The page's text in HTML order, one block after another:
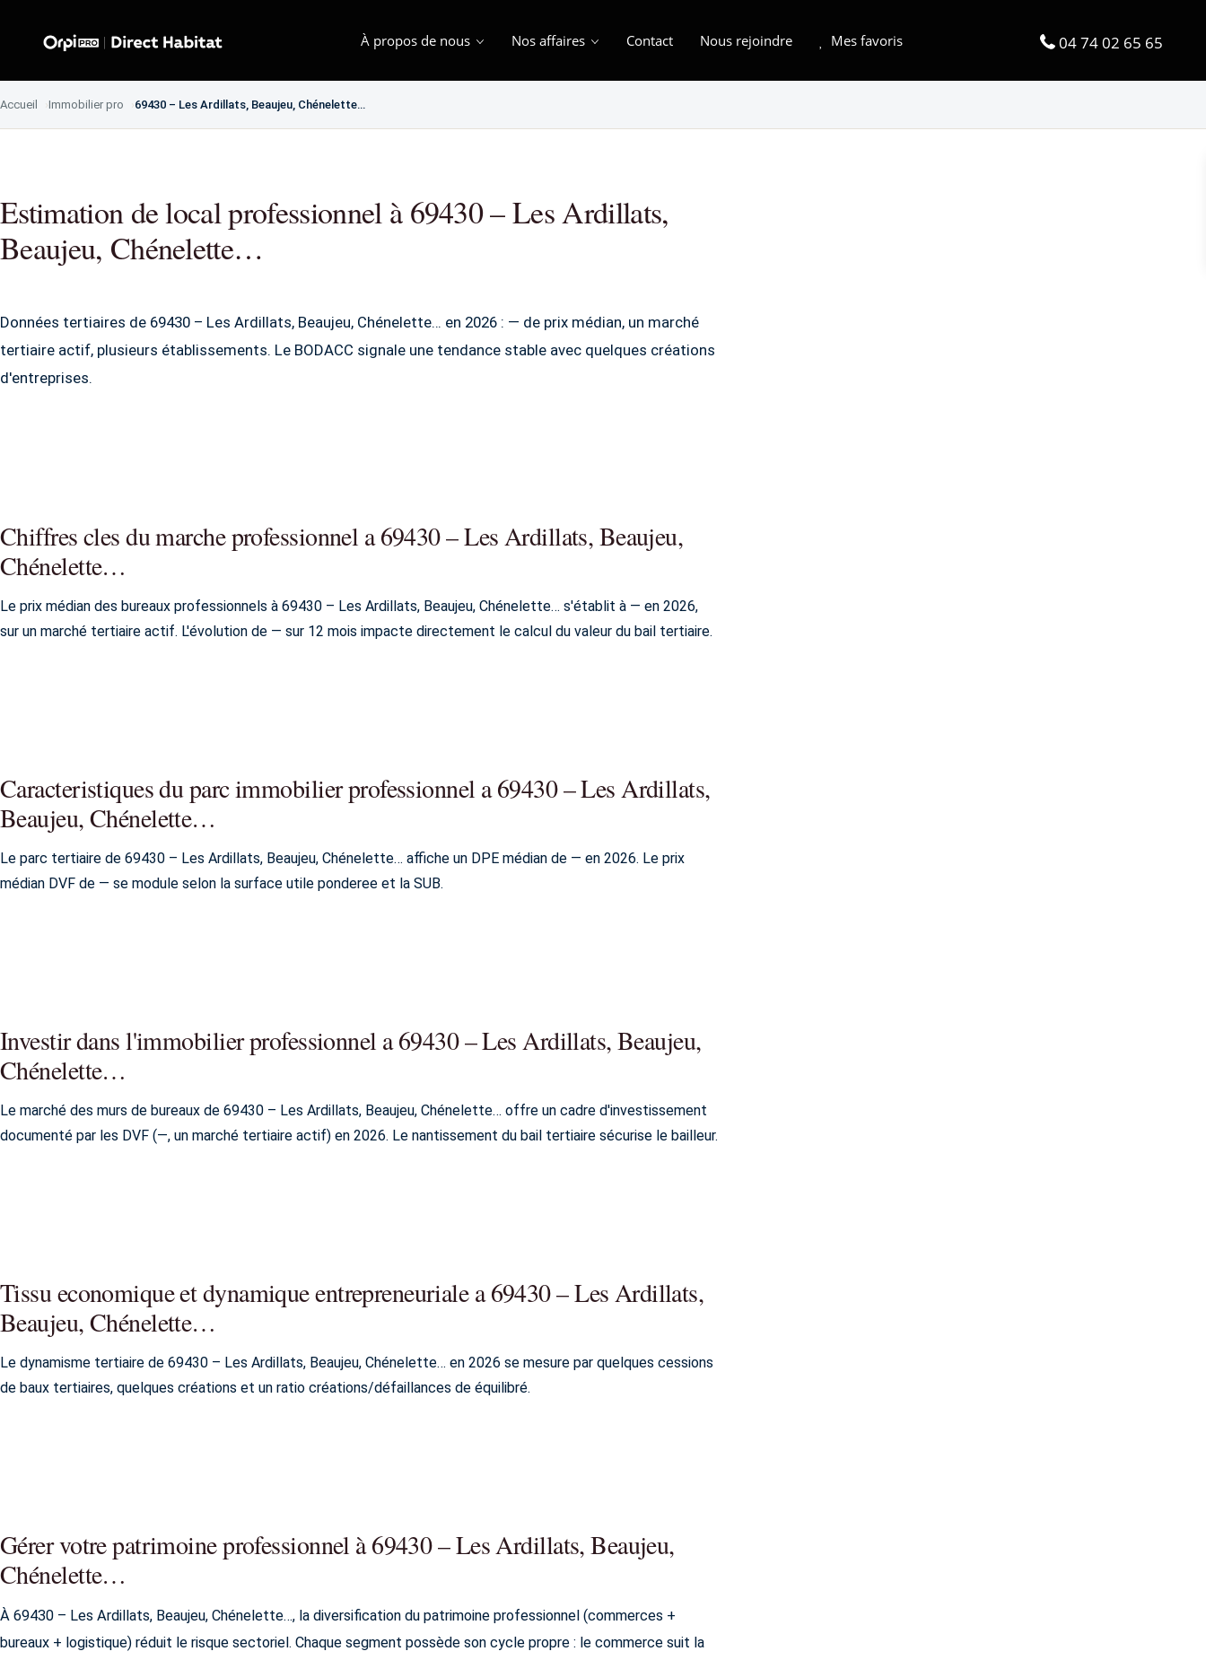
À propos de nous Nos affaires Contact Nous rejoindre Mes favoris 04 74 02 65 65
Accueil Immobilier pro 69430 – Les Ardillats, Beaujeu, Chénelette…
Estimation de local professionnel à 69430 – Les Ardillats,
Beaujeu, Chénelette…
Données tertiaires de 69430 – Les Ardillats, Beaujeu, Chénelette… en 2026 : — de prix médian, un marché
tertiaire actif, plusieurs établissements. Le BODACC signale une tendance stable avec quelques créations
d'entreprises.
Chiffres cles du marche professionnel a 69430 – Les Ardillats, Beaujeu,
Chénelette…
Le prix médian des bureaux professionnels à 69430 – Les Ardillats, Beaujeu, Chénelette… s'établit à — en 2026,
sur un marché tertiaire actif. L'évolution de — sur 12 mois impacte directement le calcul du valeur du bail tertiaire.
Caracteristiques du parc immobilier professionnel a 69430 – Les Ardillats,
Beaujeu, Chénelette…
Le parc tertiaire de 69430 – Les Ardillats, Beaujeu, Chénelette… affiche un DPE médian de — en 2026. Le prix
médian DVF de — se module selon la surface utile ponderee et la SUB.
Investir dans l'immobilier professionnel a 69430 – Les Ardillats, Beaujeu,
Chénelette…
Le marché des murs de bureaux de 69430 – Les Ardillats, Beaujeu, Chénelette… offre un cadre d'investissement
documenté par les DVF (—, un marché tertiaire actif) en 2026. Le nantissement du bail tertiaire sécurise le bailleur.
Tissu economique et dynamique entrepreneuriale a 69430 – Les Ardillats,
Beaujeu, Chénelette…
Le dynamisme tertiaire de 69430 – Les Ardillats, Beaujeu, Chénelette… en 2026 se mesure par quelques cessions
de baux tertiaires, quelques créations et un ratio créations/défaillances de équilibré.
Gérer votre patrimoine professionnel à 69430 – Les Ardillats, Beaujeu,
Chénelette…
À 69430 – Les Ardillats, Beaujeu, Chénelette…, la diversification du patrimoine professionnel (commerces +
bureaux + logistique) réduit le risque sectoriel. Chaque segment possède son cycle propre : le commerce suit la